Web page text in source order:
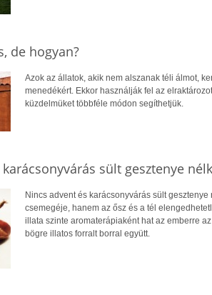
de hogyan?
Azok az állatok, akik nem alszanak téli álmot,
menedékért. Ekkor használják fel az
küzdelmüket többféle módon segíthetjük.
sült gesztenye
Nincs advent és karácsonyvárás sült
csemegéje, hanem az ősz és a tél
illata szinte aromaterápiaként hat az emberre
bögre illatos forralt borral együtt.